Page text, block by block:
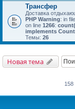
Трансфер
Доставка
PHP Warning: in file
on line 1266:
implements
Темы: 26
Новая тема
158